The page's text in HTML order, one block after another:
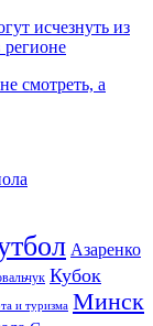
исчезнуть из
смотреть, а
Азаренко
Кубок
и туризма Минск